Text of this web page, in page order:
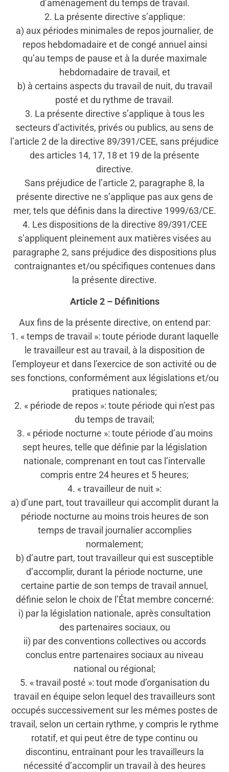
d’aménagement du temps de travail.
2. La présente directive s’applique:
a) aux périodes minimales de repos journalier, de
repos hebdomadaire et de congé annuel ainsi
qu’au temps de pause et à la durée maximale
hebdomadaire de travail, et
b) à certains aspects du travail de nuit, du travail
posté et du rythme de travail.
3. La présente directive s’applique à tous les
secteurs d’activités, privés ou publics, au sens de
l’article 2 de la directive 89/391/CEE, sans préjudice
des articles 14, 17, 18 et 19 de la présente
directive.
Sans préjudice de l’article 2, paragraphe 8, la
présente directive ne s’applique pas aux gens de
mer, tels que définis dans la directive 1999/63/CE.
4. Les dispositions de la directive 89/391/CEE
s’appliquent pleinement aux matières visées au
paragraphe 2, sans préjudice des dispositions plus
contraignantes et/ou spécifiques contenues dans
la présente directive.
Article 2 – Définitions
Aux fins de la présente directive, on entend par:
1. « temps de travail »: toute période durant laquelle
le travailleur est au travail, à la disposition de
l’employeur et dans l’exercice de son activité ou de
ses fonctions, conformément aux législations et/ou
pratiques nationales;
2. « période de repos »: toute période qui n’est pas
du temps de travail;
3. « période nocturne »: toute période d’au moins
sept heures, telle que définie par la législation
nationale, comprenant en tout cas l’intervalle
compris entre 24 heures et 5 heures;
4. « travailleur de nuit »:
a) d’une part, tout travailleur qui accomplit durant la
période nocturne au moins trois heures de son
temps de travail journalier accomplies
normalement;
b) d’autre part, tout travailleur qui est susceptible
d’accomplir, durant la période nocturne, une
certaine partie de son temps de travail annuel,
définie selon le choix de l’État membre concerné:
i) par la législation nationale, après consultation
des partenaires sociaux, ou
ii) par des conventions collectives ou accords
conclus entre partenaires sociaux au niveau
national ou régional;
5. « travail posté »: tout mode d’organisation du
travail en équipe selon lequel des travailleurs sont
occupés successivement sur les mêmes postes de
travail, selon un certain rythme, y compris le rythme
rotatif, et qui peut être de type continu ou
discontinu, entraînant pour les travailleurs la
nécessité d’accomplir un travail à des heures